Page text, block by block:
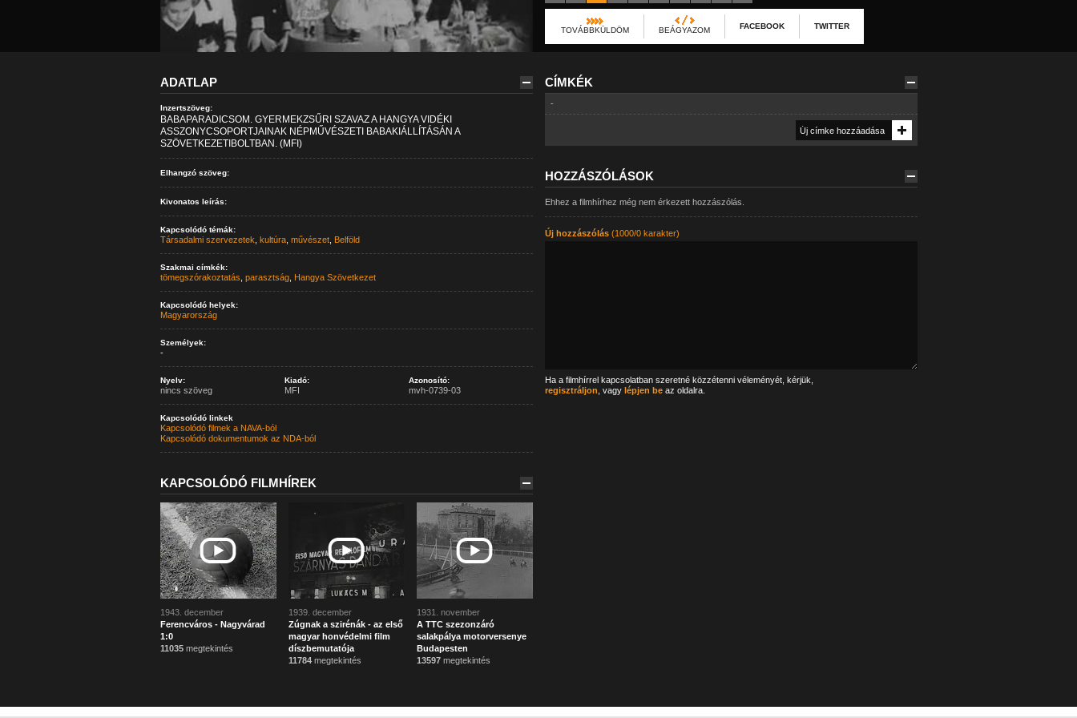
TOVÁBBKÜLDÖM BEÁGYAZOM FACEBOOK TWITTER
ADATLAP
Inzertszöveg:
BABAPARADICSOM. GYERMEKZSŰRI SZAVAZ A HANGYA VIDÉKI
ASSZONYCSOPORTJAINAK NÉPMŰVÉSZETI BABAKIÁLLÍTÁSÁN A
SZÖVETKEZETIBOLTBAN. (MFI)
Elhangzó szöveg:
Kivonatos leírás:
Kapcsolódó témák:
Társadalmi szervezetek kultúra, művészet, Belföld
Szakmai címkék:
tömegszórakoztatás parasztság, Hangya Szövetkezet
Kapcsolódó helyek:
Magyarország
Személyek:
-
Nyelv:
nincs szöveg
Kiadó:
MFI
Azonosító:
mvh-0739-03
Kapcsolódó linkek
Kapcsolódó filmek a NAVA-ból
Kapcsolódó dokumentumok az NDA-ból
KAPCSOLÓDÓ FILMHÍREK
1943. december
Ferencváros - Nagyvárad
1:0
11035megtekintés
1939. december
Zúgnak a szirénák - az első
magyar honvédelmi film
díszbemutatója
11784megtekintés
1931. november
A TTC szezonzáró
salakpálya motorversenye
Budapesten
13597megtekintés
CÍMKÉK
-
HOZZÁSZÓLÁSOK
Ehhez a filmhírhez még nem érkezett hozzászólás.
Új hozzászólás(1000/0 karakter)
Ha a filmhírrel kapcsolatban szeretné közzétenni véleményét, kérjük,
regisztráljon , vagy lépjen beaz oldalra.